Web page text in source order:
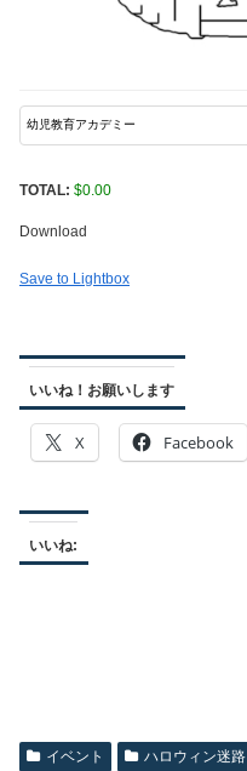
TOTAL: $0.00
Download
Save to Lightbox
いいね！お願いします
X Facebook
いいね:
イベント ハロウィン迷路